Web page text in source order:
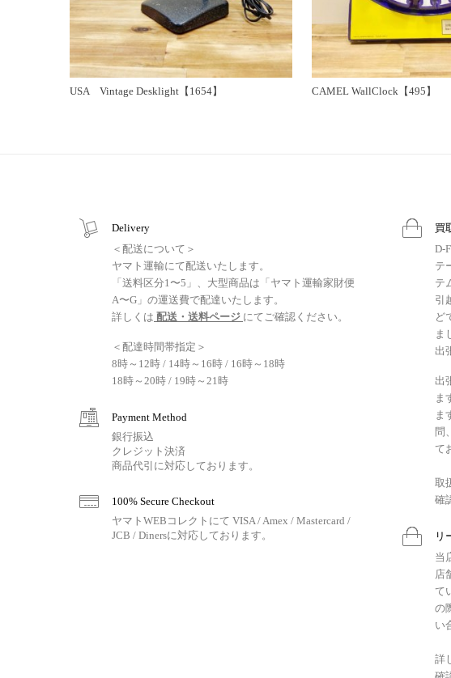
USA Vintage Desklight【1654】 CAMEL WallClock【495】
Delivery
＜配送について＞
ヤマト運輸にて配送いたします。
「送料区分1〜5」、大型商品は「ヤマト運輸家財便
A〜G」の運送費で配達いたします。
詳しくは 配送・送料ページ にてご確認ください。
＜配達時間帯指定＞
8時～12時 / 14時～16時 / 16時～18時
18時～20時 / 19時～21時
Payment Method
銀行振込
クレジット決済
商品代引に対応しております。
100% Secure Checkout
ヤマトWEBコレクトにて VISA / Amex / Mastercard /
JCB / Dinersに対応しております。
買
D-
テ
テ
引
ど
ま
出
出
ま
ま
問
て
取
確
リ
当
店
て
の
い
詳